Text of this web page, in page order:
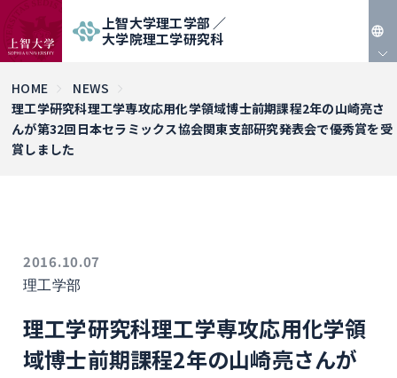
上智大学理工学部 ／
大学院理工学研究科
EN
HOME
NEWS
理工学研究科理工学専攻応用化学領域博士前期課程2年の山崎亮さ
んが第32回日本セラミックス協会関東支部研究発表会で優秀賞を受
賞しました
2016.10.07
理工学部
理工学研究科理工学専攻応用化学領
域博士前期課程2年の山崎亮さんが